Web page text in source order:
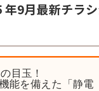
年9月最新チラ
目玉！
能を備えた「静電